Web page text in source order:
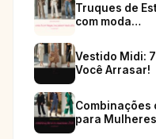
Truques de
com moda…
Vestido Midi:
Você Arrasar!
Combinações
para